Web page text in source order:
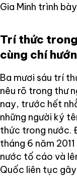
Gia Minh trình
Trí thức
cùng chí
Ba mươi sáu trí
nêu rõ trong thư
nay, trước hết
những người ký
thức trong nước.
tháng 6 năm
nước tố cáo và
Quốc liên tục